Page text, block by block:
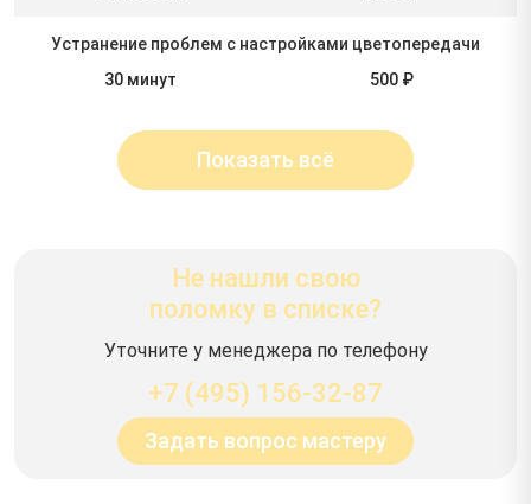
Устранение проблем с настройками цветопередачи
30 минут
500 ₽
Показать всё
Не нашли свою
поломку в списке?
Уточните у менеджера по телефону
+7 (495) 156-32-87
Задать вопрос мастеру